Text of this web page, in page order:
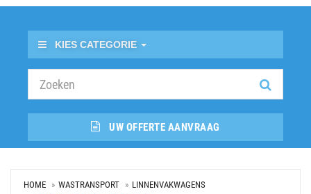
KIES CATEGORIE
UW OFFERTE AANVRAAG
HOME WASTRANSPORT
LINNENVAKWAGENS